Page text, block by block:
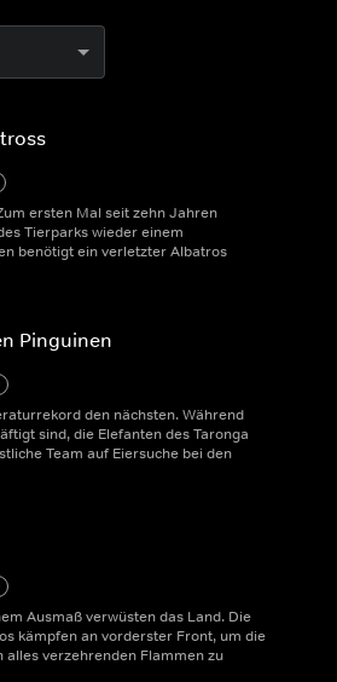
ersten Mal seit zehn Jahren
Tierparks wieder einem
benötigt ein verletzter Albatros
Pinguinen
den nächsten. Während
sind, die Elefanten des Taronga
Team auf Eiersuche bei den
Ausmaß verwüsten das Land. Die
kämpfen an vorderster Front, um die
verzehrenden Flammen zu